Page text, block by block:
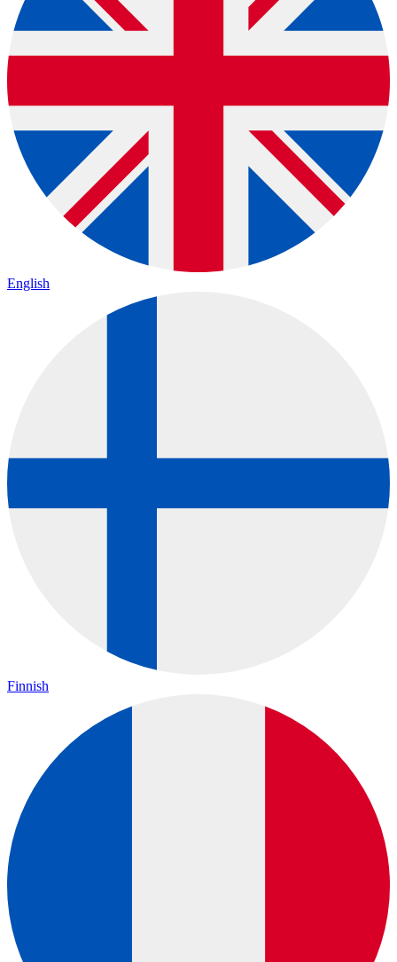
English
Finnish